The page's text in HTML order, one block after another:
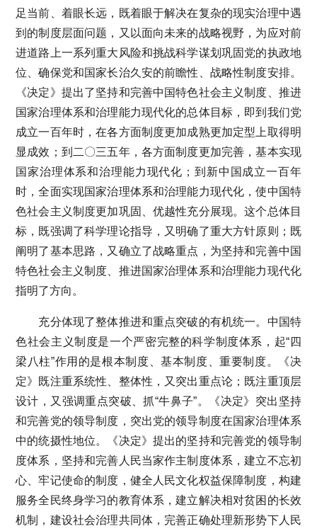
足当前、着眼长远，既着眼于解决在复杂的现实治理中遇
到的制度层面问题，又以面向未来的战略视野，为应对前
进道路上一系列重大风险和挑战科学谋划巩固党的执政地
位、确保党和国家长治久安的前瞻性、战略性制度安排。
《决定》提出了坚持和完善中国特色社会主义制度、推进
国家治理体系和治理能力现代化的总体目标，即到我们党
成立一百年时，在各方面制度更加成熟更加定型上取得明
显成效；到二〇三五年，各方面制度更加完善，基本实现
国家治理体系和治理能力现代化；到新中国成立一百年
时，全面实现国家治理体系和治理能力现代化，使中国特
色社会主义制度更加巩固、优越性充分展现。这个总体目
标，既强调了科学理论指导，又明确了重大方针原则；既
阐明了基本思路，又确立了战略重点，为坚持和完善中国
特色社会主义制度、推进国家治理体系和治理能力现代化
指明了方向。
充分体现了整体推进和重点突破的有机统一。中国特
色社会主义制度是一个严密完整的科学制度体系，起“四
梁八柱”作用的是根本制度、基本制度、重要制度。《决
定》既注重系统性、整体性，又突出重点论；既注重顶层
设计，又强调重点突破、抓“牛鼻子”。《决定》突出坚持
和完善党的领导制度，突出党的领导制度在国家治理体系
中的统摄性地位。《决定》提出的坚持和完善党的领导制
度体系，坚持和完善人民当家作主制度体系，建立不忘初
心、牢记使命的制度，健全人民文化权益保障制度，构建
服务全民终身学习的教育体系，建立解决相对贫困的长效
机制，建设社会治理共同体，完善正确处理新形势下人民